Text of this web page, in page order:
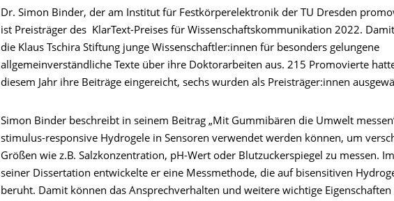
Dr. Simon Binder, der am Institut für Festkörperelektronik der TU Dresden
ist Preisträger des KlarText-Preises für Wissenschaftskommunikation 2022.
die Klaus Tschira Stiftung junge Wissenschaftler:innen für besonders gelungene
allgemeinverständliche Texte über ihre Doktorarbeiten aus. 215 Promovierte
diesem Jahr ihre Beiträge eingereicht, sechs wurden als Preisträger:innen
Simon Binder beschreibt in seinem Beitrag „Mit Gummibären die Umwelt
stimulus-responsive Hydrogele in Sensoren verwendet werden können, um
Größen wie z.B. Salzkonzentration, pH-Wert oder Blutzuckerspiegel zu messen.
seiner Dissertation entwickelte er eine Messmethode, die auf bisensitiven
beruht. Damit können das Ansprechverhalten und weitere wichtige Eigenschaften